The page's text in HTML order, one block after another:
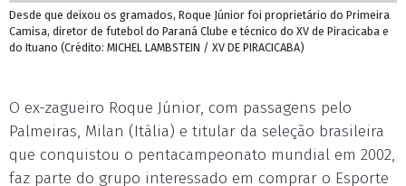
Desde que deixou os gramados, Roque Júnior foi proprietário do Primeira
Camisa, diretor de futebol do Paraná Clube e técnico do XV de Piracicaba e
do Ituano (Crédito: MICHEL LAMBSTEIN / XV DE PIRACICABA)
O ex-zagueiro Roque Júnior, com passagens pelo
Palmeiras, Milan (Itália) e titular da seleção brasileira
que conquistou o pentacampeonato mundial em 2002,
faz parte do grupo interessado em comprar o Esporte